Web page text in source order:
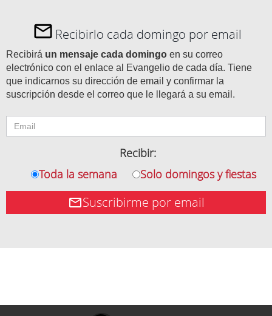
Recibirlo cada domingo por email
Recibirá un mensaje cada domingo en su correo
electrónico con el enlace al Evangelio de cada día. Tiene
que indicarnos su dirección de email y confirmar la
suscripción desde el correo que le llegará a su email.
Recibir:
Toda la semana
Solo domingos y fiestas
Suscribirme por email